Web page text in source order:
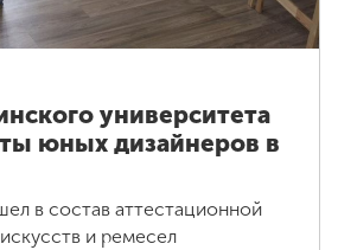
университета
юных дизайнеров в
в состав аттестационной
и ремесел